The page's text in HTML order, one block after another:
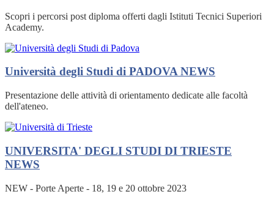
Scopri i percorsi post diploma offerti dagli Istituti Tecnici Superiori
Academy.
Università degli Studi di PADOVANEWS
Presentazione delle attività di orientamento dedicate alle facoltà
dell'ateneo.
UNIVERSITA' DEGLI STUDI DI TRIESTE
NEWS
NEW - Porte Aperte - 18, 19 e 20 ottobre 2023